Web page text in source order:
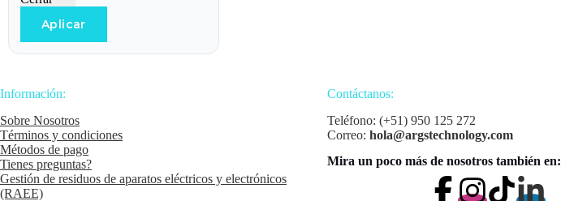
Aplicar
Información:
Sobre Nosotros
Términos y condiciones
Métodos de pago
Tienes preguntas?
Gestión de residuos de aparatos eléctricos y electrónicos
(RAEE)
Contáctanos:
Teléfono: (+51) 950 125 272
Correo:hola@argstechnology.com
Mira un poco más de nosotros también en: